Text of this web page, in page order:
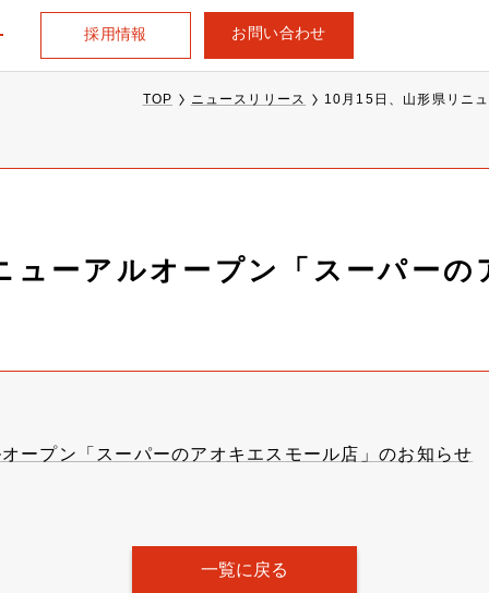
採用情報 お問い合わせ
TOP ニュースリリース 10月15日、山形県リニ
ューアルオープン「スーパー
ープン「スーパーのアオキエスモール店」のお知らせ
一覧に戻る